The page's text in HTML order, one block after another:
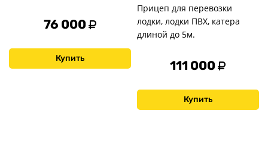
76 000
Купить
Прицеп для перевозки
лодки, лодки ПВХ, катера
длиной до 5м.
111 000
Купить